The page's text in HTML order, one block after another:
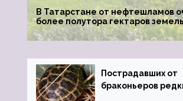
В Татарстане от нефтешламов
более полутора гектаров
Пострадавших от
браконьеров